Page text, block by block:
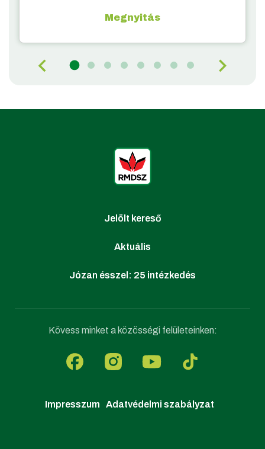
Megnyitás
Jelölt kereső
Aktuális
Józan ésszel: 25 intézkedés
Kövess minket a közösségi felületeinken:
Impresszum Adatvédelmi szabályzat